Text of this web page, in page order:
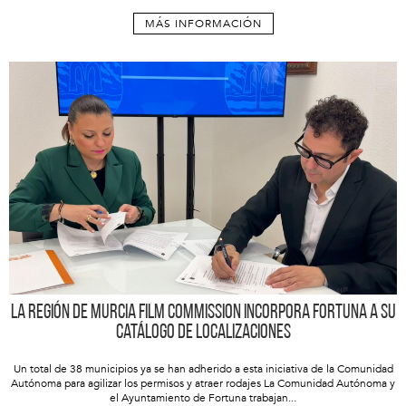
MÁS INFORMACIÓN
La Región de Murcia Film Commission incorpora Fortuna a su
catálogo de localizaciones
Un total de 38 municipios ya se han adherido a esta iniciativa de la Comunidad
Autónoma para agilizar los permisos y atraer rodajes La Comunidad Autónoma y
el Ayuntamiento de Fortuna trabajan...